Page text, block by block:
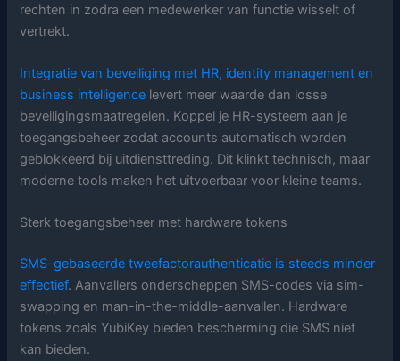
rechten in zodra een medewerker van functie wisselt of
vertrekt.
Integratie van beveiliging met HR, identity management en
business intelligence levert meer waarde dan losse
beveiligingsmaatregelen. Koppel je HR-systeem aan je
toegangsbeheer zodat accounts automatisch worden
geblokkeerd bij uitdiensttreding. Dit klinkt technisch, maar
moderne tools maken het uitvoerbaar voor kleine teams.
Sterk toegangsbeheer met hardware tokens
SMS-gebaseerde tweefactorauthenticatie is steeds minder
effectief. Aanvallers onderscheppen SMS-codes via sim-
swapping en man-in-the-middle-aanvallen. Hardware
tokens zoals YubiKey bieden bescherming die SMS niet
kan bieden.